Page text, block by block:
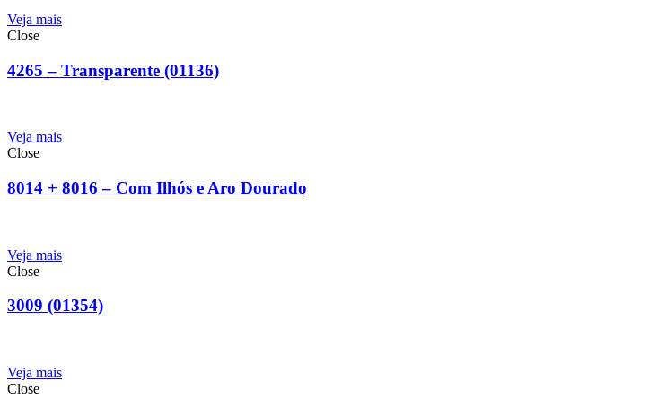
Veja mais
Close
4265 – Transparente (01136)
Veja mais
Close
8014 + 8016 – Com Ilhós e Aro Dourado
Veja mais
Close
3009 (01354)
Veja mais
Close